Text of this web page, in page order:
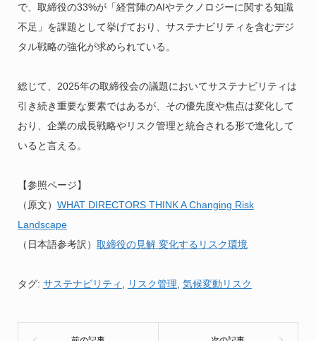
で、取締役の33%が「経営陣のAIやテクノロジーに関する知識
不足」を課題として挙げており、サステナビリティを含むデジ
タル戦略の強化が求められている。
総じて、2025年の取締役会の議題においてサステナビリティは
引き続き重要な要素ではあるが、その優先度や焦点は変化して
おり、企業の成長戦略やリスク管理と統合される形で進化して
いると言える。
【参照ページ】
（原文） WHAT DIRECTORS THINK A Changing Risk
Landscape
（日本語参考訳） 取締役の見解 変化するリスク環境
タグ: サステナビリティ リスク管理 気候変動リスク